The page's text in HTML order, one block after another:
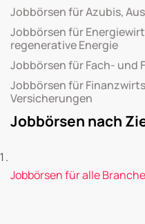
Jobbörsen für Azubis,
Jobbörsen für
regenerative Energie
Jobbörsen für Fach- und
Jobbörsen für
Versicherungen
Jobbörsen nach
Jobbörsen für alle